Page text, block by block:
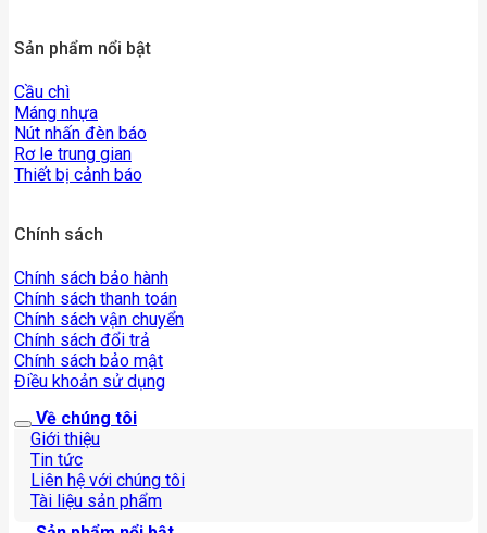
Sản phẩm nổi bật
Cầu chì
Máng nhựa
Nút nhấn đèn báo
Rơ le trung gian
Thiết bị cảnh báo
Chính sách
Chính sách bảo hành
Chính sách thanh toán
Chính sách vận chuyển
Chính sách đổi trả
Chính sách bảo mật
Điều khoản sử dụng
Về chúng tôi
Giới thiệu
Tin tức
Liên hệ với chúng tôi
Tài liệu sản phẩm